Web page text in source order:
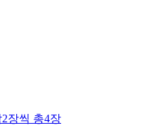
장씩 총4장